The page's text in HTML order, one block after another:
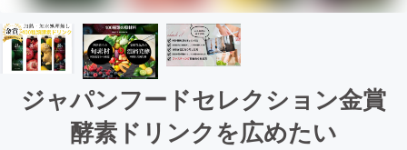
ジャパンフードセレクション金賞
酵素ドリンクを広めたい